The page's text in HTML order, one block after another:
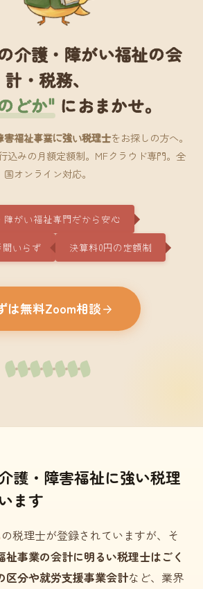
介護・障がい福祉の会
計・税務、
どか" におまかせ。
害福祉事業に強い税理士をお探しの方へ。
込みの月額定額制。MFクラウド専門。全
国オンライン対応。
障がい福祉専門だから安心
いらず 決算料0円の定額制
は無料Zoom相談
護・障害福祉に強い税理
ます
の税理士が登録されていますが、そ
祉事業の会計に明るい税理士はごく
区分や就労支援事業会計など、業界